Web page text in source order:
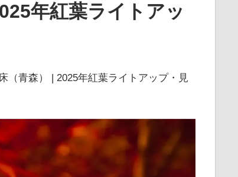
年紅葉ライトアッ
（青森） | 2025年紅葉ライトアップ・見